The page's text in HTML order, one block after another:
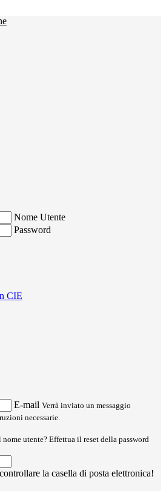
Nome Utente
Password
CIE
E-mail Verrà inviato un messaggio
necessarie.
utente? Effettua il reset della password
la casella di posta elettronica!